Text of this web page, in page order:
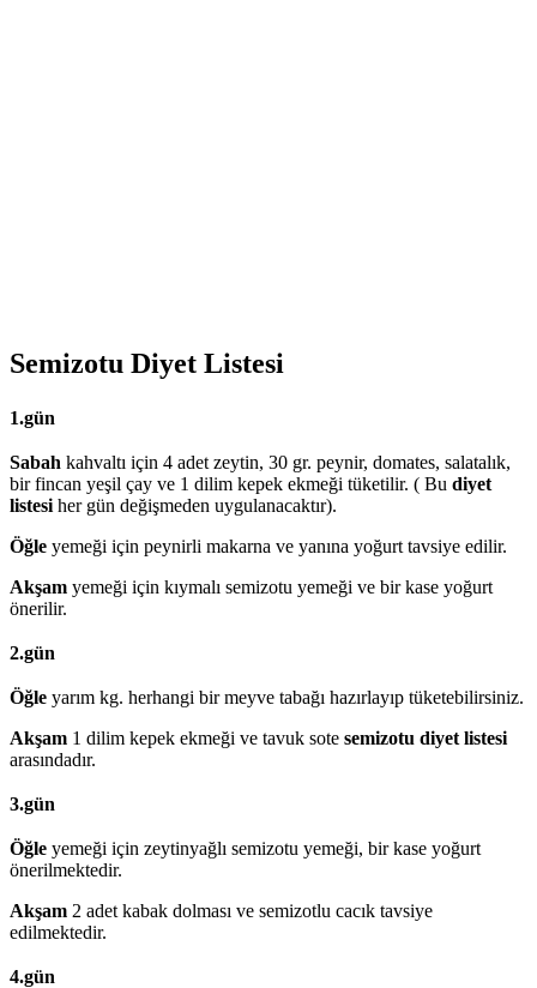
Semizotu Diyet Listesi
1.gün
Sabah kahvaltı için 4 adet zeytin, 30 gr. peynir, domates, salatalık,
bir fincan yeşil çay ve 1 dilim kepek ekmeği tüketilir. ( Bu diyet
listesi her gün değişmeden uygulanacaktır).
Öğle yemeği için peynirli makarna ve yanına yoğurt tavsiye edilir.
Akşam yemeği için kıymalı semizotu yemeği ve bir kase yoğurt
önerilir.
2.gün
Öğle yarım kg. herhangi bir meyve tabağı hazırlayıp tüketebilirsiniz.
Akşam 1 dilim kepek ekmeği ve tavuk sote semizotu diyet listesi
arasındadır.
3.gün
Öğle yemeği için zeytinyağlı semizotu yemeği, bir kase yoğurt
önerilmektedir.
Akşam 2 adet kabak dolması ve semizotlu cacık tavsiye
edilmektedir.
4.gün